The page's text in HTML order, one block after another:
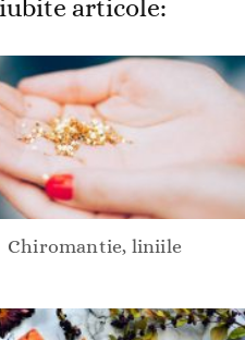
articole:
Chiromantie, liniile